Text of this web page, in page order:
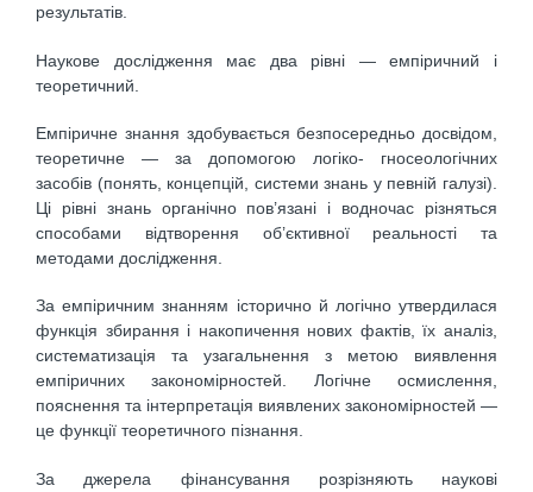
результатів.
Наукове дослідження має два рівні — емпіричний і
теоретичний.
Емпіричне знання здобувається безпосередньо досвідом,
теоретичне — за допомогою логіко- гносеологічних
засобів (понять, концепцій, системи знань у певній галузі).
Ці рівні знань органічно пов’язані і водночас різняться
способами відтворення об’єктивної реальності та
методами дослідження.
За емпіричним знанням історично й логічно утвердилася
функція збирання і накопичення нових фактів, їх аналіз,
систематизація та узагальнення з метою виявлення
емпіричних закономірностей. Логічне осмислення,
пояснення та інтерпретація виявлених закономірностей —
це функції теоретичного пізнання.
За джерела фінансування розрізняють наукові